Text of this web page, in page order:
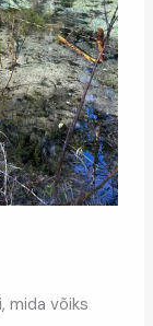
mida võiks